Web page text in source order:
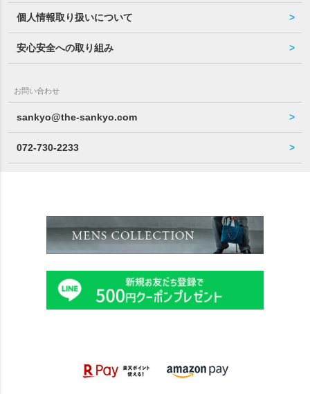
個人情報取り扱いについて
安心安全への取り組み
お問い合わせ
sankyo@the-sankyo.com
072-730-2233